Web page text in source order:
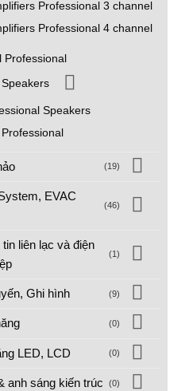
Professional 3 channel
Professional 4 channel
Professional
Speakers
(19)
EVAC
(46)
liên lạc và điện
(1)
Ghi hình (9)
(0)
LED, LCD (0)
anh sáng kiến trúc (0)